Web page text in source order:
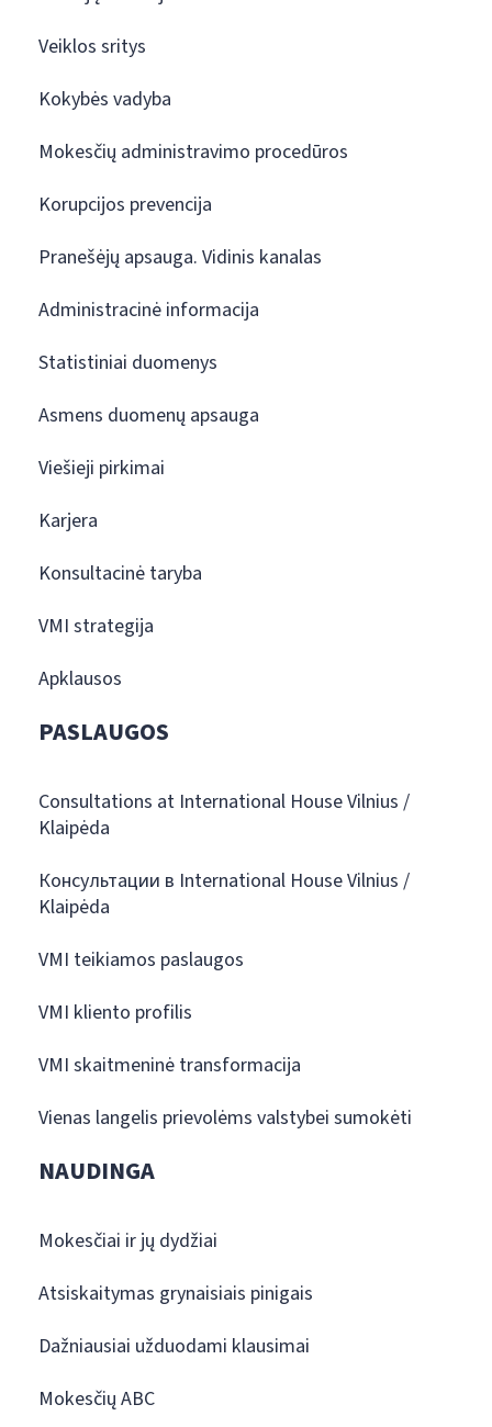
Veiklos sritys
Kokybės vadyba
Mokesčių administravimo procedūros
Korupcijos prevencija
Pranešėjų apsauga. Vidinis kanalas
Administracinė informacija
Statistiniai duomenys
Asmens duomenų apsauga
Viešieji pirkimai
Karjera
Konsultacinė taryba
VMI strategija
Apklausos
PASLAUGOS
Consultations at International House Vilnius /
Klaipėda
Консультации в International House Vilnius /
Klaipėda
VMI teikiamos paslaugos
VMI kliento profilis
VMI skaitmeninė transformacija
Vienas langelis prievolėms valstybei sumokėti
NAUDINGA
Mokesčiai ir jų dydžiai
Atsiskaitymas grynaisiais pinigais
Dažniausiai užduodami klausimai
Mokesčių ABC